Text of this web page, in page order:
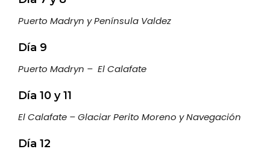
Puerto Madryn y Península Valdez
Día 9
Puerto Madryn – El Calafate
Día 10 y 11
El Calafate – Glaciar Perito Moreno y Navegación
Día 12